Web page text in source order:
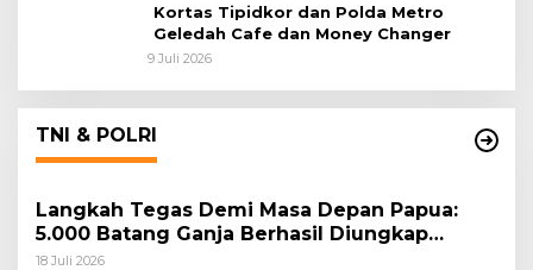
Kortas Tipidkor dan Polda Metro
Geledah Cafe dan Money Changer
9 Juli 2026
TNI & POLRI
Langkah Tegas Demi Masa Depan Papua:
5.000 Batang Ganja Berhasil Diungkap
Koops TNI Habema
18 Juli 2026